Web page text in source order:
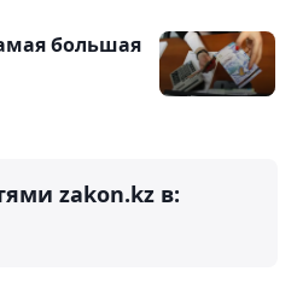
большая
zakon.kz в: